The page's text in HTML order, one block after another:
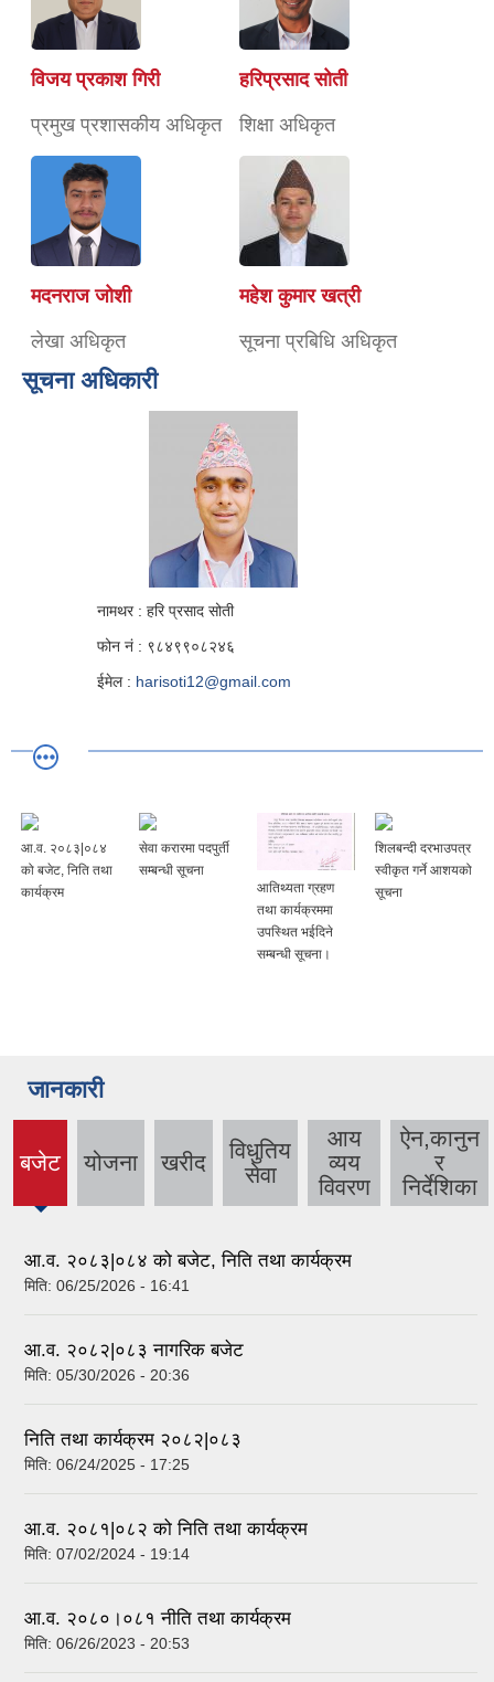
विजय प्रकाश गिरी
प्रमुख प्रशासकीय अधिकृत
हरिप्रसाद सोती
शिक्षा अधिकृत
मदनराज जोशी
लेखा अधिकृत
महेश कुमार खत्री
सूचना प्रबिधि अधिकृत
सूचना अधिकारी
नामथर : हरि प्रसाद सोती
फोन नं : ९८४९९०८२४६
ईमेल : harisoti12@gmail.com
आ.व. २०८३|०८४
को बजेट, निति तथा
कार्यक्रम
सेवा करारमा पदपुर्ती
सम्बन्धी सूचना
आतिथ्यता ग्रहण
तथा कार्यक्रममा
उपस्थित भईदिने
सम्बन्धी सूचना।
शिलबन्दी दरभाउपत्र
स्वीकृत गर्ने आशयको
सूचना
जानकारी
बजेट
(active
योजना खरीद
विधुतिय
सेवा
आय
व्यय
विवरण
ऐन,कानुन
र
निर्देशिका
आ.व. २०८३|०८४ को बजेट, निति तथा कार्यक्रम
मिति: 06/25/2026 - 16:41
आ.व. २०८२|०८३ नागरिक बजेट
मिति: 05/30/2026 - 20:36
निति तथा कार्यक्रम २०८२|०८३
मिति: 06/24/2025 - 17:25
आ.व. २०८१|०८२ को निति तथा कार्यक्रम
मिति: 07/02/2024 - 19:14
आ.व. २०८०।०८१ नीति तथा कार्यक्रम
मिति: 06/26/2023 - 20:53